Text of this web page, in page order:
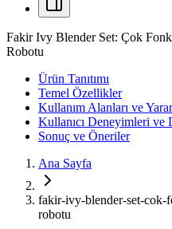
Fakir Ivy Blender Set: Çok
Robotu
Ürün Tanıtımı
Temel Özellikler
Kullanım Alanları ve
Kullanıcı Deneyimleri ve
Sonuç ve Öneriler
Ana Sayfa
fakir-ivy-blender-set-
robotu